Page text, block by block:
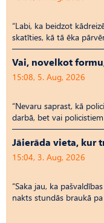
“Labi, ka beidzot
skatīties, kā tā ēka
Vai, novelkot
15:08, 5. Aug, 2026
“Nevaru saprast, kā
darbā, bet vai
Jāierāda vieta, kur
15:04, 3. Aug, 2026
“Saka jau, ka
nakts stundās braukā